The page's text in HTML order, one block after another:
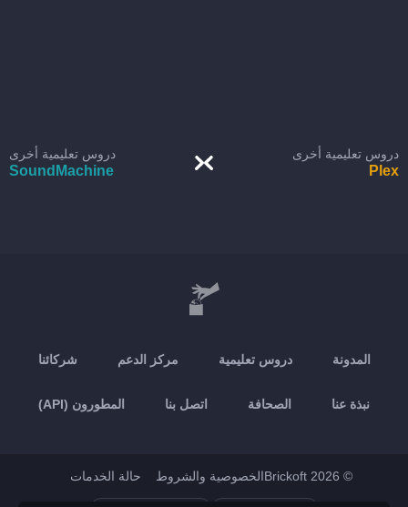
دروس تعليمية أخرى
Plex
دروس تعليمية أخرى
SoundMachine
المدونة دروس تعليمية مركز الدعم شركائنا
نبذة عنا الصحافة اتصل بنا المطورون (API)
© 2026 Brickoft الخصوصية والشروط حالة الخدمات